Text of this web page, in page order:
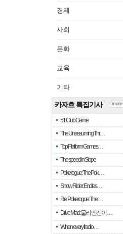
경제
사회
문화
교육
기타
카자흐 특집기사
51 Club Game
The Unassuming Thr…
Top Platform Games…
The speed in Slope
Pokerogue: The Pok…
Snow Rider: Endles…
Re: Pokerogue: The…
Drive Mad: 물리 엔진이 …
When every fractio…
more